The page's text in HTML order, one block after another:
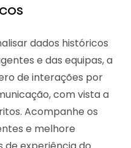
dados históricos
e das equipas, a
de interações por
com vista a
Acompanhe os
e melhore